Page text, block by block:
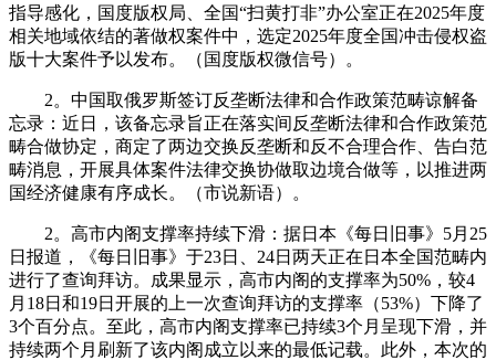
指导感化，国度版权局、全国“扫黄打非”办公室正在2025年度
相关地域依结的著做权案件中，选定2025年度全国冲击侵权盗
版十大案件予以发布。（国度版权微信号）。
2。中国取俄罗斯签订反垄断法律和合作政策范畴谅解备
忘录：近日，该备忘录旨正在落实间反垄断法律和合作政策范
畴合做协定，商定了两边交换反垄断和反不合理合作、告白范
畴消息，开展具体案件法律交换协做取边境合做等，以推进两
国经济健康有序成长。（市说新语）。
2。高市内阁支撑率持续下滑：据日本《每日旧事》5月25
日报道，《每日旧事》于23日、24日两天正在日本全国范畴内
进行了查询拜访。成果显示，高市内阁的支撑率为50%，较4
月18日和19日开展的上一次查询拜访的支撑率（53%）下降了
3个百分点。至此，高市内阁支撑率已持续3个月呈现下滑，并
持续两个月刷新了该内阁成立以来的最低记载。此外，本次的